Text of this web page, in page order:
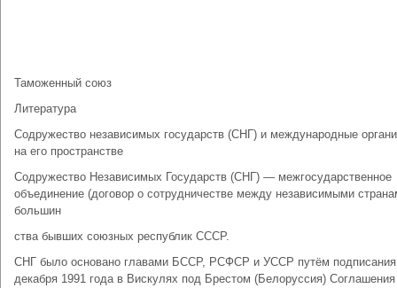
Таможенный союз
Литература
Содружество независимых государств (СНГ) и международные
на его пространстве
Содружество Независимых Государств (СНГ) — межгосударственное
объединение (договор о сотрудничестве между независимыми
большин
ства бывших союзных республик СССР.
СНГ было основано главами БССР, РСФСР и УССР путём
декабря 1991 года в Вискулях под Брестом (Белоруссия)